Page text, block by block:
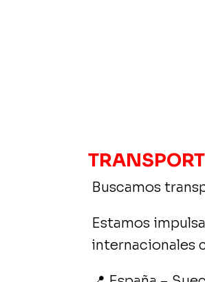
Buscamos
Estamos
internacionales